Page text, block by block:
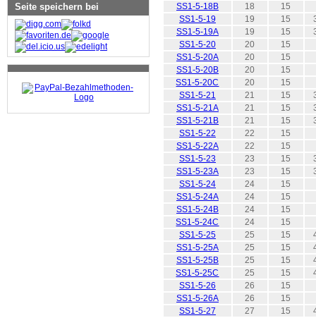
SS1-5-18B
18
15
SS1-5-19
19 15
SS1-5-19A
19 15
SS1-5-20
20
15
SS1-5-20A
20
15
SS1-5-20B
20
15
SS1-5-20C
20
15
SS1-5-21
21 15
SS1-5-21A
21 15
SS1-5-21B
21 15
SS1-5-22
22
15
SS1-5-22A
22
15
SS1-5-23
23 15
SS1-5-23A
23 15
SS1-5-24
24
15
SS1-5-24A
24
15
SS1-5-24B
24
15
SS1-5-24C
24
15
SS1-5-25
25 15
SS1-5-25A
25 15
SS1-5-25B
25 15
SS1-5-25C
25 15
SS1-5-26
26
15
SS1-5-26A
26
15
SS1-5-27
27 15
Seite speichern bei